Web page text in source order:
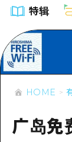
特辑
HOME
广岛